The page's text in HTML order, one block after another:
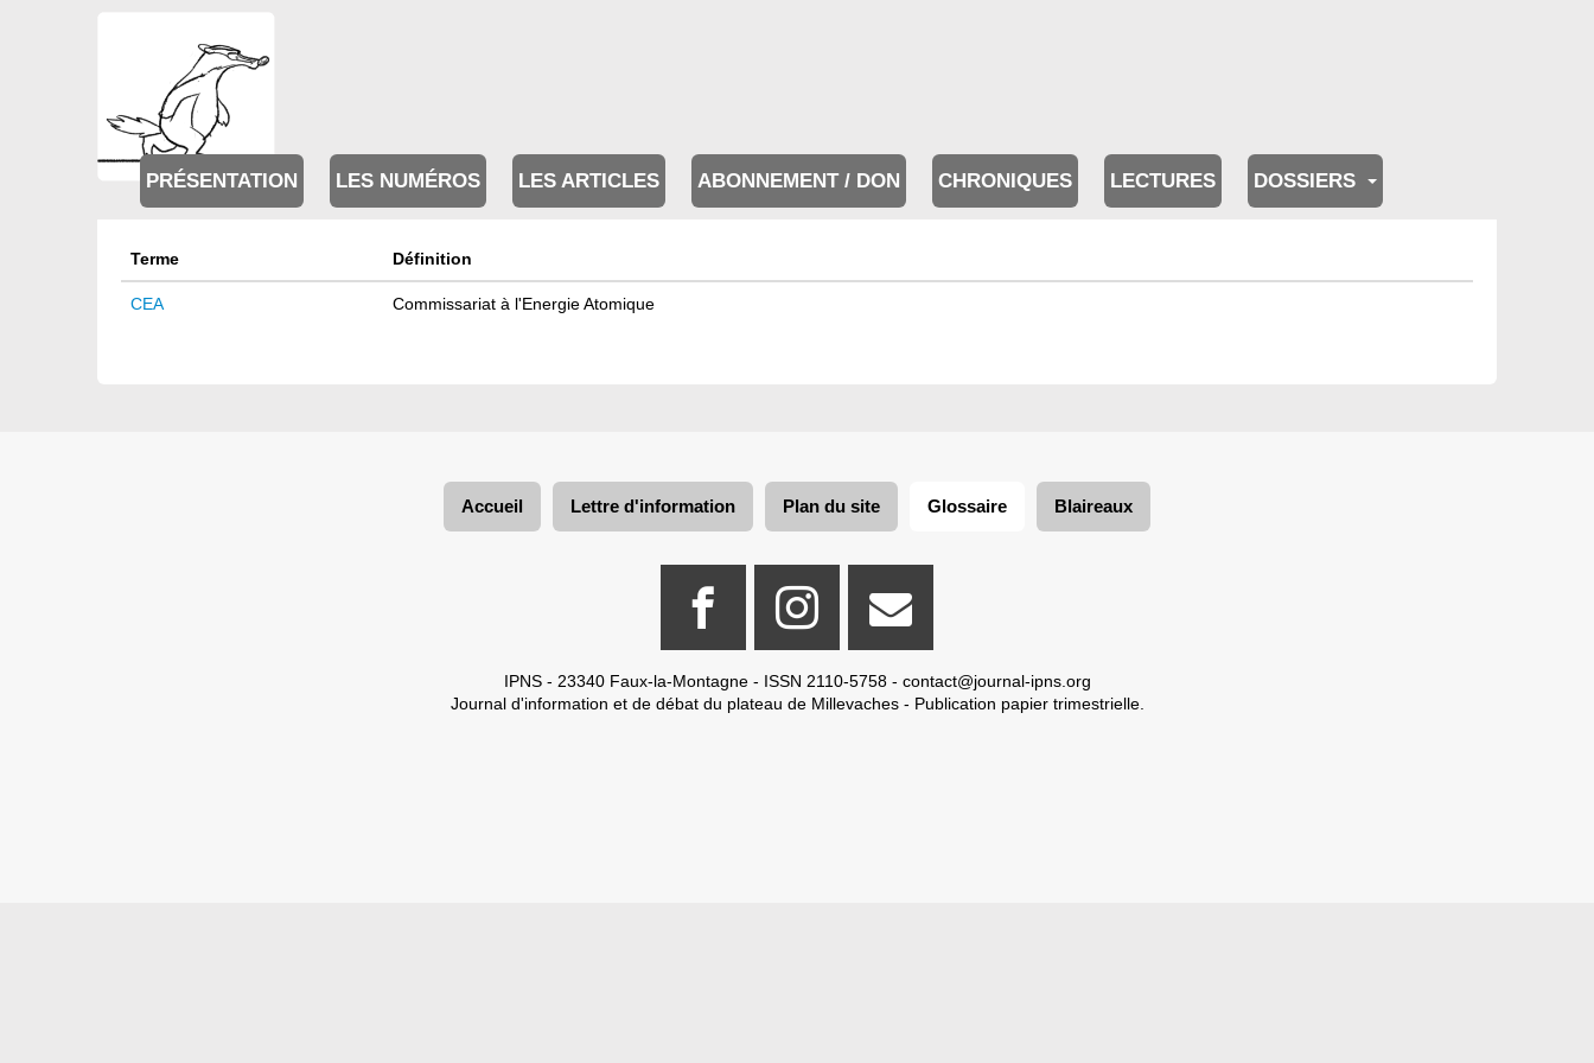
PRÉSENTATION LES NUMÉROS LES ARTICLES ABONNEMENT / DON CHRONIQUES LECTURES DOSSIERS
Terme Définition
CEA Commissariat à l'Energie Atomique
Accueil Lettre d'information Plan du site Glossaire Blaireaux
IPNS - 23340 Faux-la-Montagne - ISSN 2110-5758 - contact@journal-ipns.org
Journal d'information et de débat du plateau de Millevaches - Publication papier trimestrielle.